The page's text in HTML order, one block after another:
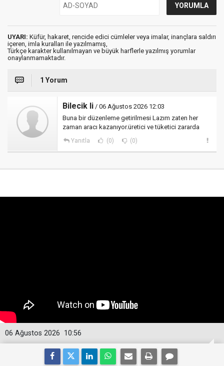
UYARI: Küfür, hakaret, rencide edici cümleler veya imalar, inançlara saldırı
içeren, imla kuralları ile yazılmamış,
Türkçe karakter kullanılmayan ve büyük harflerle yazılmış yorumlar
onaylanmamaktadır.
1 Yorum
Bilecik li / 06 Ağustos 2026 12:03
Buna bir düzenleme getirilmesi Lazım zaten her
zaman aracı kazanıyor.üretici ve tüketici zararda
Yanıtla (0) (0)
10:56
06 Ağustos 2026